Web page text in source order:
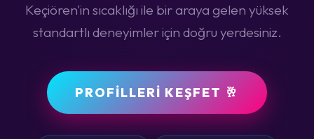
Keçiören'in sıcaklığı ile bir araya gelen yüksek
standartlı deneyimler için doğru yerdesiniz.
PROFILLERI KEŞFET 🥂